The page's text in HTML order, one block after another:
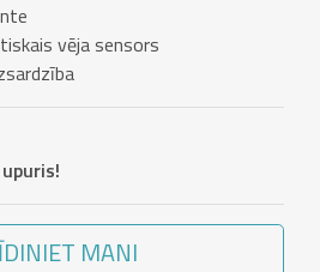
vēja sensors
MANI